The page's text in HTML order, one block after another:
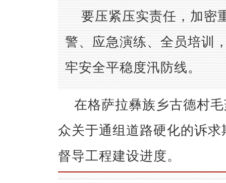
要压紧压实责任，加密
警、应急演练、全员培训
牢安全平稳度汛防线。
在格萨拉彝族乡古德村
众关于通组道路硬化的诉
督导工程建设进度。